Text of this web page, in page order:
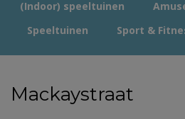
(Indoor) speeltuinen
Speeltuinen
Sport &
Mackaystraat